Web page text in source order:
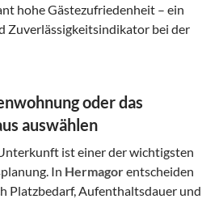
hohe Gästezufriedenheit – ein
Zuverlässigkeitsindikator bei der
oder das
auswählen
ist einer der wichtigsten
In Hermagorentscheiden
Platzbedarf, Aufenthaltsdauer und